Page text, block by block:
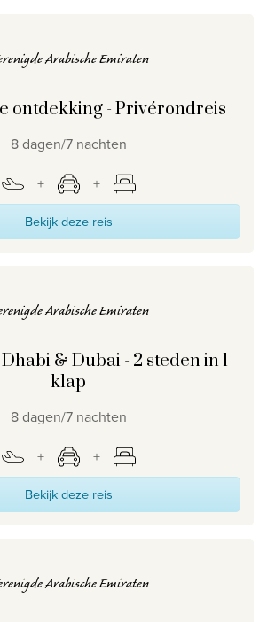
Arabische Emiraten
ontdekking - Privérondreis
8 dagen/7 nachten
Bekijk deze reis
Arabische Emiraten
& Dubai - 2 steden in 1
klap
8 dagen/7 nachten
Bekijk deze reis
Arabische Emiraten